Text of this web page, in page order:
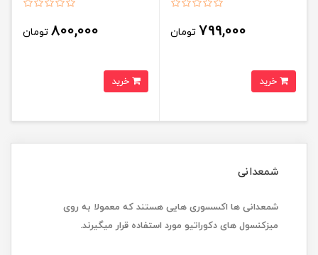
799,000 تومان 800,000 تومان
شمعدانی
شمعدانی ها اکسسوری هایی هستند که معمولا به روی
میز‌کنسول های دکوراتیو مورد استفاده قرار میگیرند.